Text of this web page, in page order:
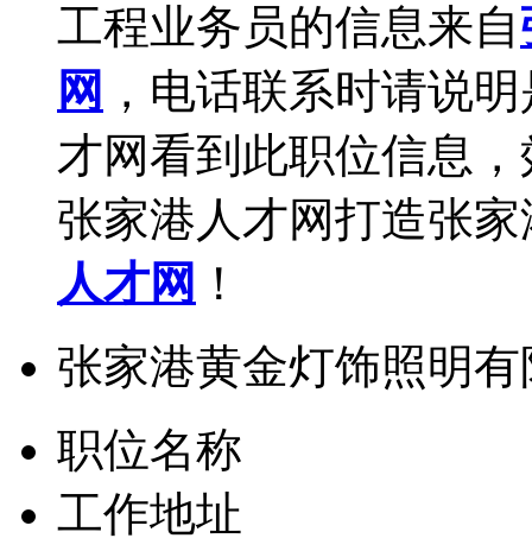
工程业务员的信息来自
网 ，电话联系时请说
才网看到此职位信息
张家港人才网打造张
人才网 ！
张家港黄金灯饰照明
职位名称
工作地址